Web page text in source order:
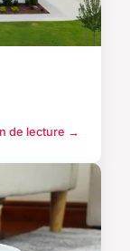
de lecture →